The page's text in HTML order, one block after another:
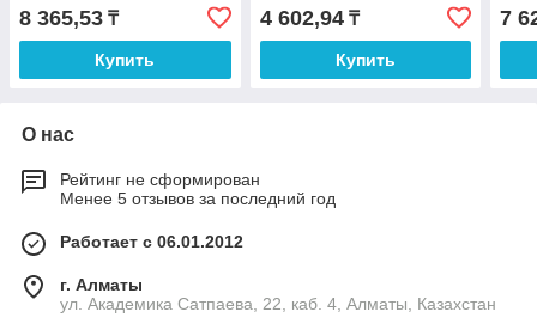
8 365,53 ₸
Купить
4 602,94₸
Купить
7
О нас
Рейтинг не сформирован
Менее 5 отзывов за последний год
Работает с 06.01.2012
г. Алматы
ул. Академика Сатпаева, 22, каб. 4, Алматы, Казахстан